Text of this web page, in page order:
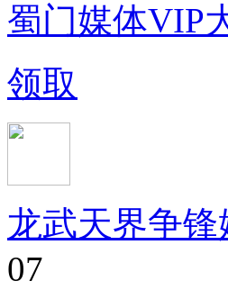
蜀门媒体VIP
领取
龙武天界争
07